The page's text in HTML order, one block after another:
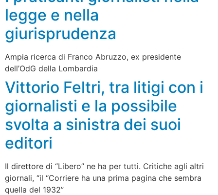
legge e nella
giurisprudenza
Ampia ricerca di Franco Abruzzo, ex presidente
dell’OdG della Lombardia
Vittorio Feltri, tra litigi con i
giornalisti e la possibile
svolta a sinistra dei suoi
editori
Il direttore di “Libero” ne ha per tutti. Critiche agli altri
giornali, “il “Corriere ha una prima pagina che sembra
quella del 1932”